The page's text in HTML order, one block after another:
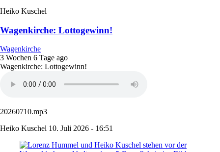
Heiko Kuschel
Wagenkirche: Lottogewinn!
Wagenkirche
3 Wochen 6 Tage ago
Wagenkirche: Lottogewinn!
20260710.mp3
Heiko Kuschel 10. Juli 2026 - 16:51